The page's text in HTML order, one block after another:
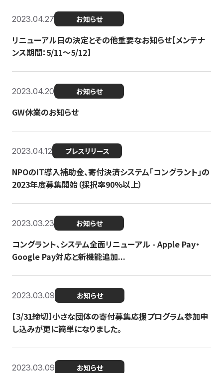
2023.04.27 お知らせ
リニューアル日の決定とその他重要なお知らせ【メンテナ
ンス期間：5/11～5/12】
2023.04.20 お知らせ
GW休業のお知らせ
2023.04.12 プレスリリース
NPOのIT導入補助金、寄付決済システム「コングラント」の
2023年度募集開始（採択率90%以上）
2023.03.23 お知らせ
コングラント、システム全面リニューアル - Apple Pay・
Google Pay対応と新機能追加...
2023.03.09 お知らせ
【3/31締切】小さな団体の寄付募集応援プログラム参加申
し込みが更に簡単になりました。
2023.03.09 お知らせ